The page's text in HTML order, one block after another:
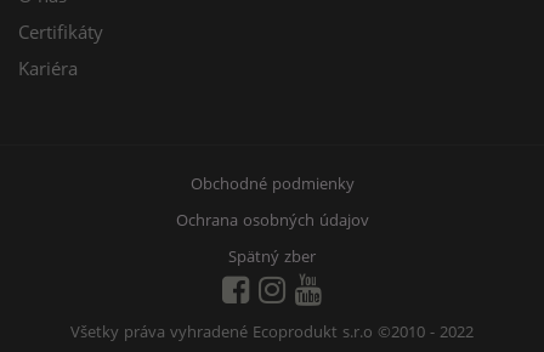
Certifikáty
Kariéra
Obchodné podmienky
Ochrana osobných údajov
Spätný zber
Všetky práva vyhradené Ecoprodukt s.r.o ©2010 - 2022